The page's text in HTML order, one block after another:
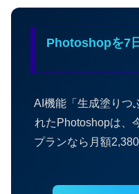
Photoshopを7
AI機能「生成塗りつ
れたPhotoshopは、
プランなら月額